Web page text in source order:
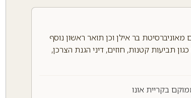
בר אילן וכן תואר ראשון נוסף
תביעות קטנות, חוזים, דיני הגנת הצרכן,
בקריית אונו